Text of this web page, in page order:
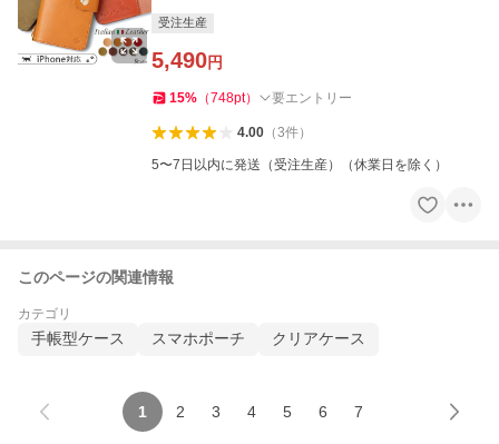
受注生産
5,490円
15% （748pt） 要エントリー
4.00（3件）
5〜7日以内に発送（受注生産）（休業日を除く）
このページの関連情報
カテゴリ
手帳型ケース スマホポーチ クリアケース
1 2 3 4 5 6 7